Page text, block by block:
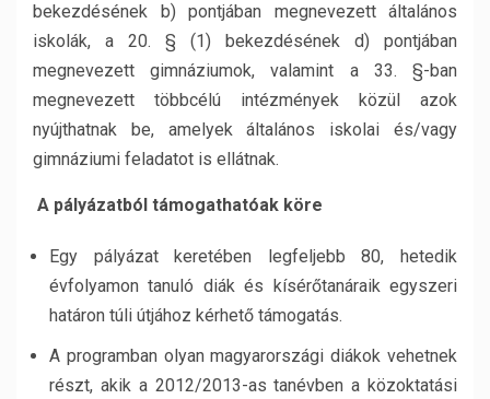
bekezdésének b) pontjában megnevezett általános
iskolák, a 20. § (1) bekezdésének d) pontjában
megnevezett gimnáziumok, valamint a 33. §-ban
megnevezett többcélú intézmények közül azok
nyújthatnak be, amelyek általános iskolai és/vagy
gimnáziumi feladatot is ellátnak.
A pályázatból támogathatóak köre
Egy pályázat keretében legfeljebb 80, hetedik
évfolyamon tanuló diák és kísérőtanáraik egyszeri
határon túli útjához kérhető támogatás.
A programban olyan magyarországi diákok vehetnek
részt, akik a 2012/2013-as tanévben a közoktatási